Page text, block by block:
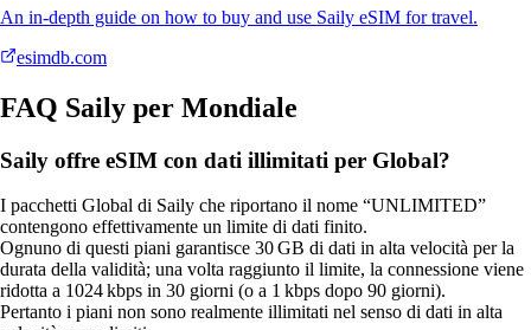
An in-depth guide on how to buy and use Saily eSIM for travel.
esimdb.com
FAQ Saily per Mondiale
Saily offre eSIM con dati illimitati per Global?
I pacchetti Global di Saily che riportano il nome “UNLIMITED”
contengono effettivamente un limite di dati finito.
Ognuno di questi piani garantisce 30 GB di dati in alta velocità per la
durata della validità; una volta raggiunto il limite, la connessione viene
ridotta a 1024 kbps in 30 giorni (o a 1 kbps dopo 90 giorni).
Pertanto i piani non sono realmente illimitati nel senso di dati in alta